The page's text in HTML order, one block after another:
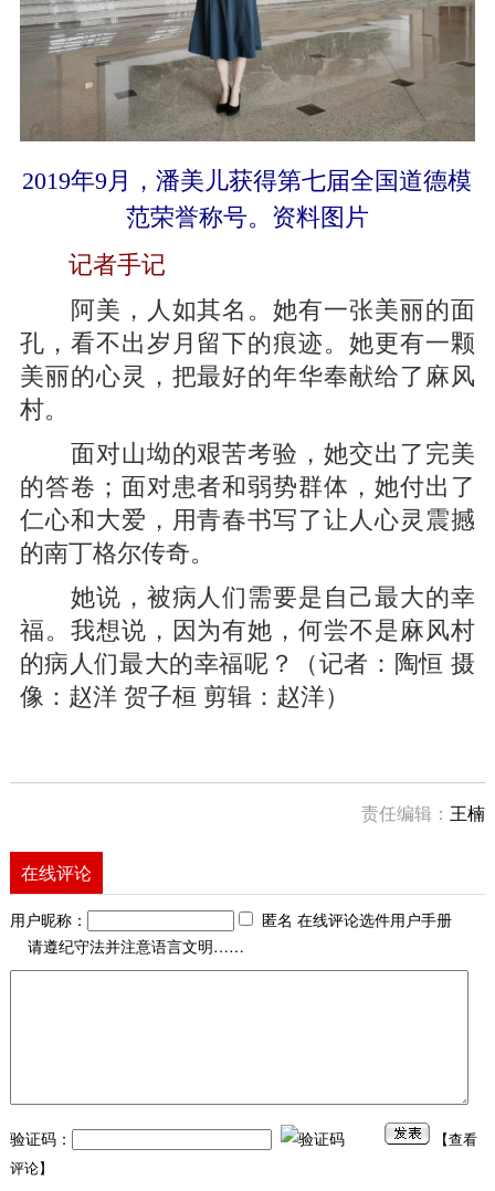
2019年9月，潘美儿获得第七届全国道德模
范荣誉称号。资料图片
记者手记
阿美，人如其名。她有一张美丽的面
孔，看不出岁月留下的痕迹。她更有一颗
美丽的心灵，把最好的年华奉献给了麻风
村。
面对山坳的艰苦考验，她交出了完美
的答卷；面对患者和弱势群体，她付出了
仁心和大爱，用青春书写了让人心灵震撼
的南丁格尔传奇。
她说，被病人们需要是自己最大的幸
福。我想说，因为有她，何尝不是麻风村
的病人们最大的幸福呢？（记者：陶恒 摄
像：赵洋 贺子桓 剪辑：赵洋）
责任编辑： 王楠
在线评论
用户昵称：
匿名 在线评论选件用户手册
请遵纪守法并注意语言文明……
验证码： 【查看
评论】